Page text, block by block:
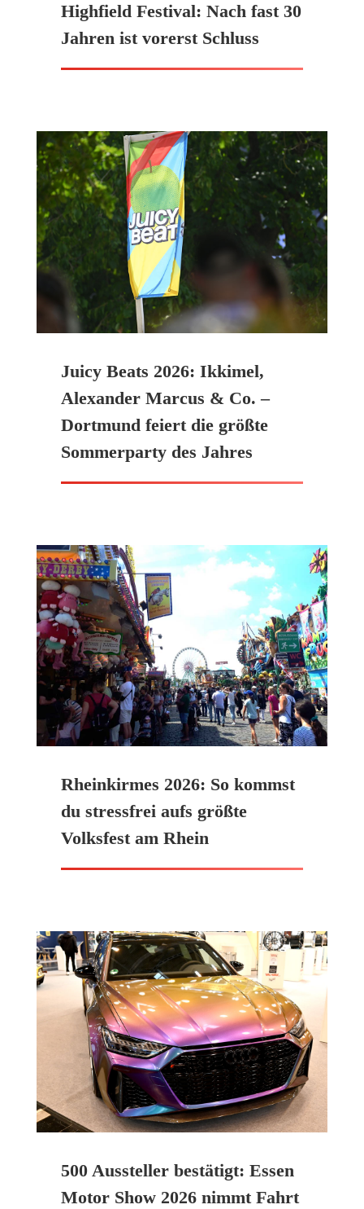
Highfield Festival: Nach fast 30
Jahren ist vorerst Schluss
Juicy Beats 2026: Ikkimel,
Alexander Marcus & Co. –
Dortmund feiert die größte
Sommerparty des Jahres
Rheinkirmes 2026: So kommst
du stressfrei aufs größte
Volksfest am Rhein
500 Aussteller bestätigt: Essen
Motor Show 2026 nimmt Fahrt